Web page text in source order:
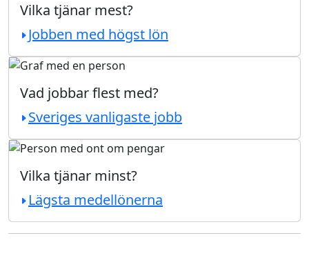
Vilka tjänar mest?
Jobben med högst lön
Vad jobbar flest med?
Sveriges vanligaste jobb
Vilka tjänar minst?
Lägsta medellönerna